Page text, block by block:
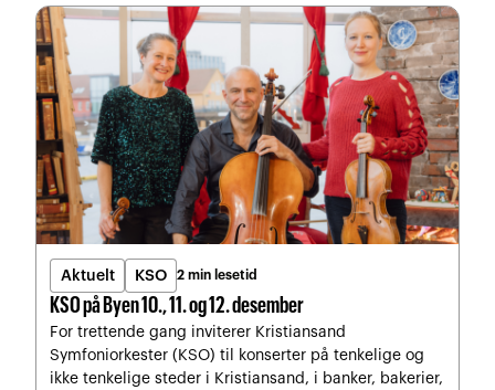
Aktuelt KSO 2 min lesetid
KSO på Byen 10., 11. og 12. desember
For trettende gang inviterer Kristiansand
Symfoniorkester (KSO) til konserter på tenkelige og
ikke tenkelige steder i Kristiansand, i banker, bakerier,